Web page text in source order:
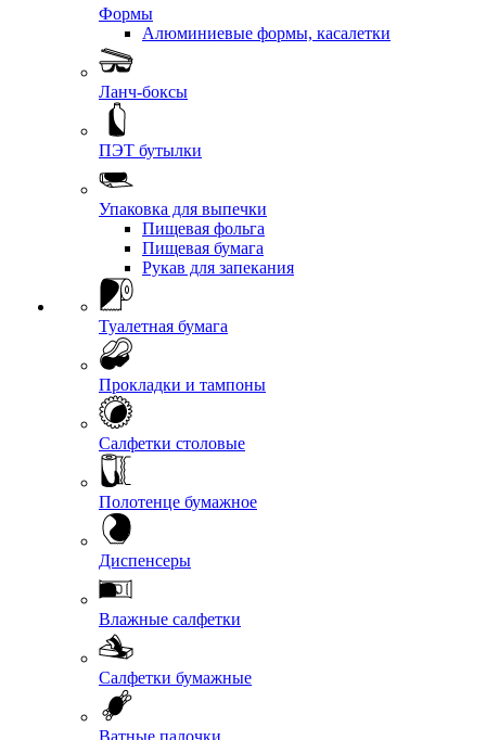
Формы
Алюминиевые формы, касалетки
Ланч-боксы
ПЭТ бутылки
Упаковка для выпечки
Пищевая фольга
Пищевая бумага
Рукав для запекания
Туалетная бумага
Прокладки и тампоны
Салфетки столовые
Полотенце бумажное
Диспенсеры
Влажные салфетки
Салфетки бумажные
Ватные палочки